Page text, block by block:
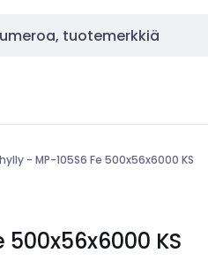
- MP-105S6 Fe 500x56x6000 KS
500x56x6000 KS